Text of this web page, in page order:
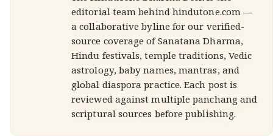
editorial team behind hindutone.com —
a collaborative byline for our verified-
source coverage of Sanatana Dharma,
Hindu festivals, temple traditions, Vedic
astrology, baby names, mantras, and
global diaspora practice. Each post is
reviewed against multiple panchang and
scriptural sources before publishing.